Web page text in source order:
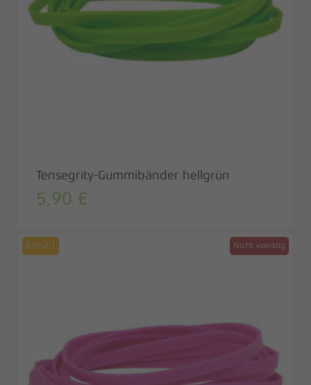
Tensegrity-Gummibänder hellgrün
5,90 €
810-2-1 Nicht vorrätig